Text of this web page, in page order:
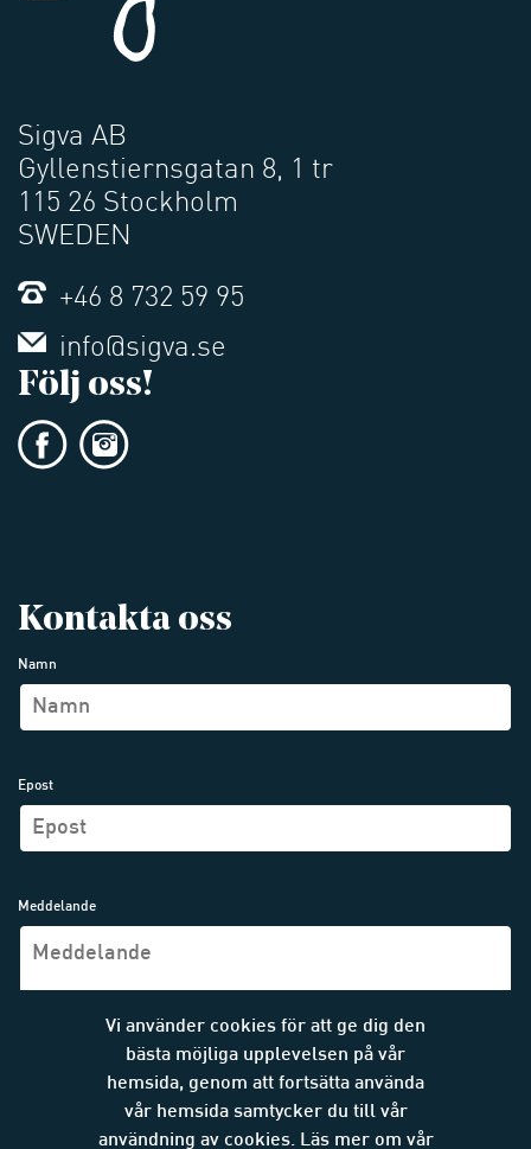
Sigva AB
Gyllenstiernsgatan 8, 1 tr
115 26 Stockholm
SWEDEN
+46 8 732 59 95
info@sigva.se
Följ oss!
Kontakta oss
Namn
Epost
Meddelande
SKICKA MEDDELANDE
Vi använder cookies för att ge dig den
bästa möjliga upplevelsen på vår
hemsida, genom att fortsätta använda
vår hemsida samtycker du till vår
användning av cookies. Läs mer om vår